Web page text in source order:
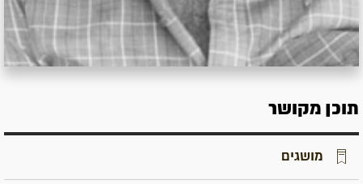
תוכן מקושר
מושגים